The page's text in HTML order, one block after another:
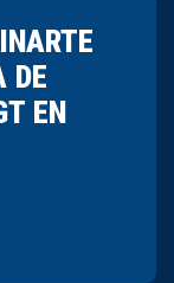
DE
EN